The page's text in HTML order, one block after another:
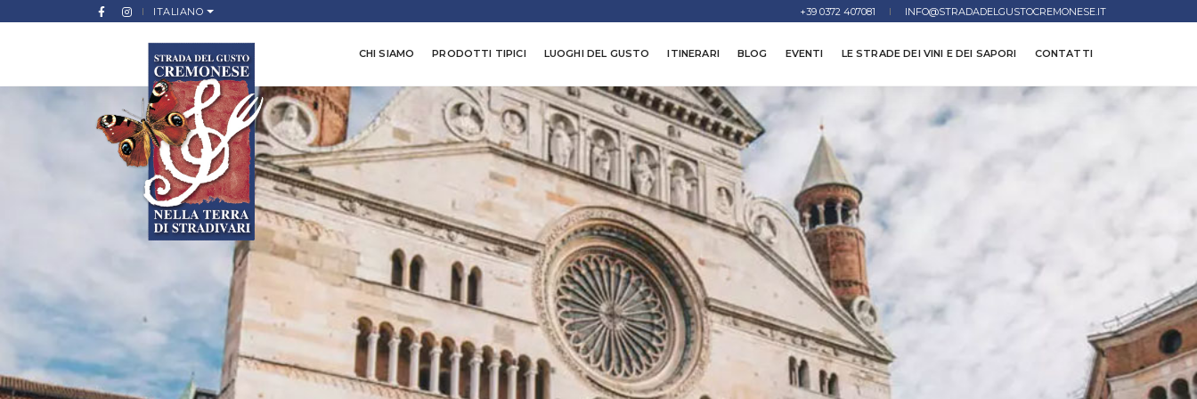
ITALIANO +39 0372 407081 INFO@STRADADELGUSTOCREMONESE.IT
CHI SIAMO PRODOTTI TIPICI LUOGHI DEL GUSTO ITINERARI BLOG EVENTI LE STRADE DEI VINI E DEI SAPORI CONTATTI